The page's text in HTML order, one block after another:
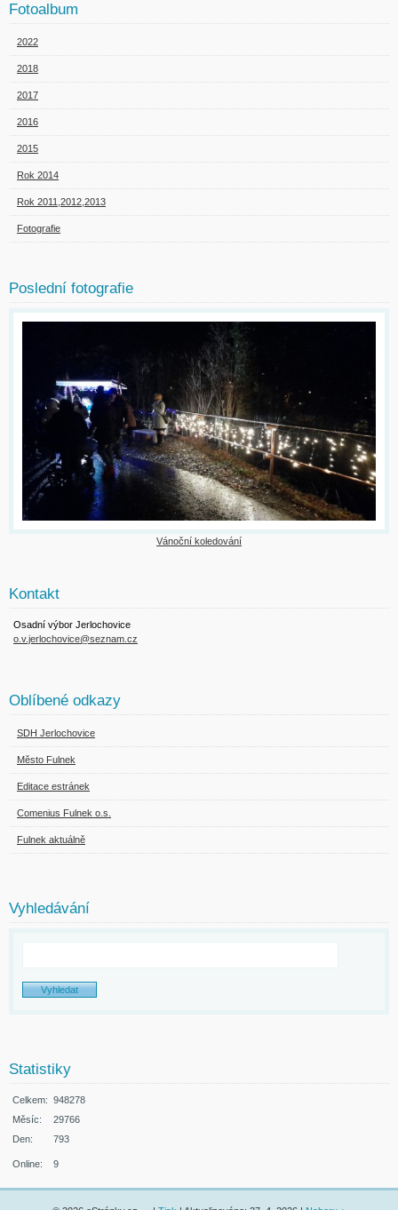
Fotoalbum
2022
2018
2017
2016
2015
Rok 2014
Rok 2011,2012,2013
Fotografie
Poslední fotografie
Vánoční koledování
Kontakt
Osadní výbor Jerlochovice
o.v.jerlochovice@seznam.cz
Oblíbené odkazy
SDH Jerlochovice
Město Fulnek
Editace estránek
Comenius Fulnek o.s.
Fulnek aktuálně
Vyhledávání
Statistiky
Online: 9
Celkem: 948278
Měsíc:
29766
Den:
793